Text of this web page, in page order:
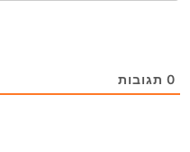
0תגובות